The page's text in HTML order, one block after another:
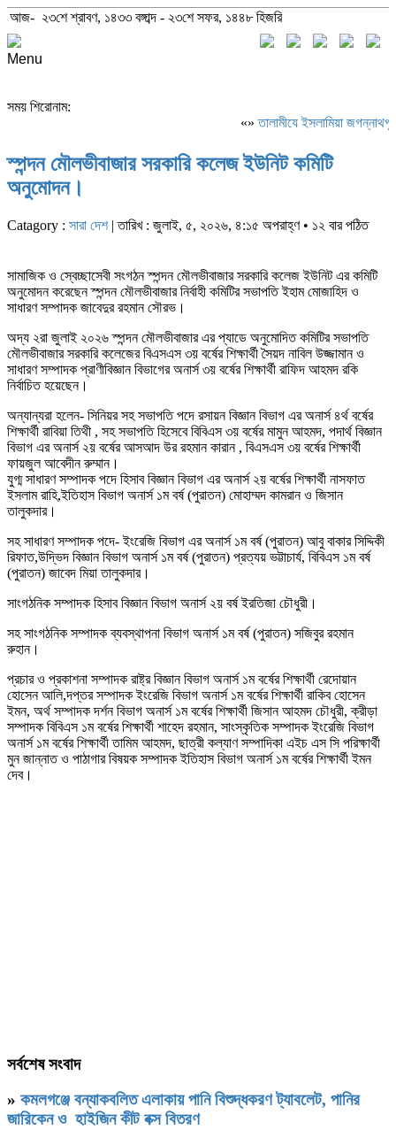
আজ- ২৩শে শ্রাবণ, ১৪৩৩ বঙ্গাব্দ - ২৩শে সফর, ১৪৪৮ হিজরি
Menu
সময় শিরোনাম:
«»‎তালামীযে ইসলামিয়া
স্পন্দন মৌলভীবাজার সরকারি কলেজ ইউনিট কমিটি
অনুমোদন।
Catagory : সারা দেশ| তারিখ : জুলাই, ৫, ২০২৬, ৪:১৫ অপরাহ্ণ • ১২ বার পঠিত
সামাজিক ও স্বেচ্ছাসেবী সংগঠন স্পন্দন মৌলভীবাজার সরকারি কলেজ ইউনিট এর কমিটি
অনুমোদন করেছেন স্পন্দন মৌলভীবাজার নির্বাহী কমিটির সভাপতি ইহাম মোজাহিদ ও
সাধারণ সম্পাদক জাবেদুর রহমান সৌরভ।
অদ্য ২রা জুলাই ২০২৬ স্পন্দন মৌলভীবাজার এর প্যাডে অনুমোদিত কমিটির সভাপতি
মৌলভীবাজার সরকারি কলেজের বিএসএস ৩য় বর্ষের শিক্ষার্থী সৈয়দ নাবিল উজ্জামান ও
সাধারণ সম্পাদক প্রাণীবিজ্ঞান বিভাগের অনার্স ৩য় বর্ষের শিক্ষার্থী রাফিদ আহমদ রকি
নির্বাচিত হয়েছেন।
অন্যান্যরা হলেন- সিনিয়র সহ সভাপতি পদে রসায়ন বিজ্ঞান বিভাগ এর অনার্স ৪র্থ বর্ষের
শিক্ষার্থী রাবিয়া তিথী , সহ সভাপতি হিসেবে বিবিএস ৩য় বর্ষের মামুন আহমদ, পদার্থ বিজ্ঞান
বিভাগ এর অনার্স ২য় বর্ষের আসআদ উর রহমান কারান , বিএসএস ৩য় বর্ষের শিক্ষার্থী
ফায়জুল আবেদীন রুম্মান।
যুগ্ম সাধারণ সম্পাদক পদে হিসাব বিজ্ঞান বিভাগ এর অনার্স ২য় বর্ষের শিক্ষার্থী নাসফাত
ইসলাম রাহি,ইতিহাস বিভাগ অনার্স ১ম বর্ষ (পুরাতন) মোহাম্মদ কামরান ও জিসান
তালুকদার।
সহ সাধারণ সম্পাদক পদে- ইংরেজি বিভাগ এর অনার্স ১ম বর্ষ (পুরাতন) আবু বাকার সিদ্দিকী
রিফাত,উদ্ভিদ বিজ্ঞান বিভাগ অনার্স ১ম বর্ষ (পুরাতন) প্রত্যয় ভট্টাচার্য, বিবিএস ১ম বর্ষ
(পুরাতন) জাবেদ মিয়া তালুকদার।
সাংগঠনিক সম্পাদক হিসাব বিজ্ঞান বিভাগ অনার্স ২য় বর্ষ ইরতিজা চৌধুরী।
সহ সাংগঠনিক সম্পাদক ব্যবস্থাপনা বিভাগ অনার্স ১ম বর্ষ (পুরাতন) সজিবুর রহমান
রুহান।
প্রচার ও প্রকাশনা সম্পাদক রাষ্ট্র বিজ্ঞান বিভাগ অনার্স ১ম বর্ষের শিক্ষার্থী রেদোয়ান
হোসেন আলি,দপ্তর সম্পাদক ইংরেজি বিভাগ অনার্স ১ম বর্ষের শিক্ষার্থী রাকিব হোসেন
ইমন, অর্থ সম্পাদক দর্শন বিভাগ অনার্স ১ম বর্ষের শিক্ষার্থী জিসান আহমদ চৌধুরী, ক্রীড়া
সম্পাদক বিবিএস ১ম বর্ষের শিক্ষার্থী শাহেদ রহমান, সাংস্কৃতিক সম্পাদক ইংরেজি বিভাগ
অনার্স ১ম বর্ষের শিক্ষার্থী তামিম আহমদ, ছাত্রী কল্যাণ সম্পাদিকা এইচ এস সি পরিক্ষার্থী
মুন জান্নাত ও পাঠাগার বিষয়ক সম্পাদক ইতিহাস বিভাগ অনার্স ১ম বর্ষের শিক্ষার্থী ইমন
দেব।
সর্বশেষ সংবাদ
» কমলগঞ্জে বন্যাকবলিত এলাকায় পানি বিশুদ্ধকরণ ট্যাবলেট, পানির
জারিকেন ও হাইজিন কীট বক্স বিতরণ